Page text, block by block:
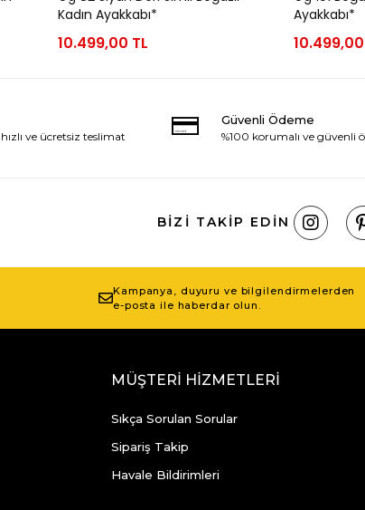
Kadın Ayakkabı*
10.499,00 TL
Ayakkabı*
10.499,00
ve ücretsiz teslimat
Güvenli Ödeme
%100 korumalı ve güvenli
BIZI TAKIP EDIN
Kampanya, duyuru ve bilgilendirmelerden
e-posta ile haberdar olun.
MÜŞTERİ HİZMETLERİ
Sıkça Sorulan Sorular
Sipariş Takip
Havale Bildirimleri